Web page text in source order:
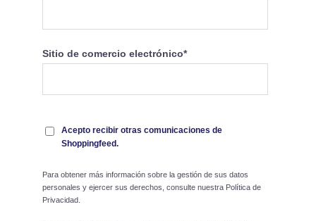
Sitio de comercio electrónico*
Acepto recibir otras comunicaciones de
Shoppingfeed.
Para obtener más información sobre la gestión de sus datos
personales y ejercer sus derechos, consulte nuestra Política de
Privacidad.